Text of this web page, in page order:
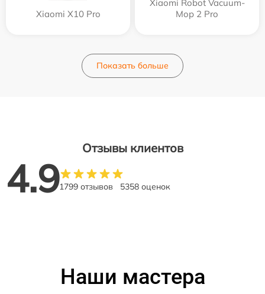
Xiaomi X10 Pro
Xiaomi Robot Vacuum-
Mop 2 Pro
Показать больше
Отзывы клиентов
4.91799 отзывов 5358 оценок
Наши мастера